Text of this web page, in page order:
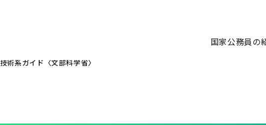
国家公務員の
技術系ガイド〈文部科学省〉